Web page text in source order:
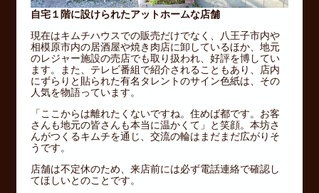
自宅１階に設けられたアットホームな店舗
現在はキムチハウスでの販売だけでなく、八王子市内や
相模原市内の居酒屋や焼き肉店に卸しているほか、地元
のレジャー施設の売店でも取り扱われ、好評を博してい
ます。また、テレビ番組で紹介されることもあり、店内
にずらりと貼られた有名タレントのサイン色紙は、その
人気を物語っています。
「ここからは離れたくないですね。住めば都です。お客
さんも地元の皆さんも本当に温かくて」と笑顔。本坊さ
んがつくるキムチを通じ、交流の輪はまだまだ広がりそ
うです。
店舗は不定休のため、来店前には必ず電話連絡で確認し
てほしいとのことです。